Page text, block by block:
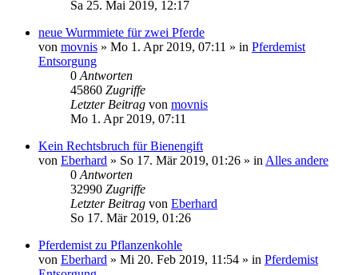
Sa 25. Mai 2019, 12:17
neue Wurmmiete für zwei Pferde
von movnis » Mo 1. Apr 2019, 07:11 » in Pferdemist
Entsorgung
0 Antworten
45860 Zugriffe
Letzter Beitrag von movnis
Mo 1. Apr 2019, 07:11
Kein Rechtsbruch für Bienengift
von Eberhard » So 17. Mär 2019, 01:26 » in Alles andere
0 Antworten
32990 Zugriffe
Letzter Beitrag von Eberhard
So 17. Mär 2019, 01:26
Pferdemist zu Pflanzenkohle
von Eberhard » Mi 20. Feb 2019, 11:54 » in Pferdemist